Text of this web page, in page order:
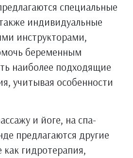
специальные
индивидуальные
инструкторами,
беременным
наиболее подходящие
учитывая особенности
и йоге, на спа-
предлагаются другие
гидротерапия,